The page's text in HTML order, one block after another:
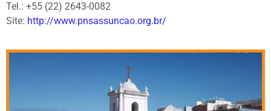
Tel.: +55 (22) 2643-0082
Site: http://www.pnsassuncao.org.br/